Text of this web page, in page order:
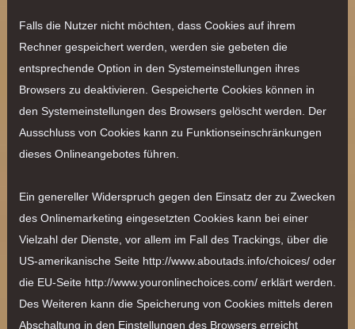
Falls die Nutzer nicht möchten, dass Cookies auf ihrem
Rechner gespeichert werden, werden sie gebeten die
entsprechende Option in den Systemeinstellungen ihres
Browsers zu deaktivieren. Gespeicherte Cookies können in
den Systemeinstellungen des Browsers gelöscht werden. Der
Ausschluss von Cookies kann zu Funktionseinschränkungen
dieses Onlineangebotes führen.
Ein genereller Widerspruch gegen den Einsatz der zu Zwecken
des Onlinemarketing eingesetzten Cookies kann bei einer
Vielzahl der Dienste, vor allem im Fall des Trackings, über die
US-amerikanische Seite http://www.aboutads.info/choices/ oder
die EU-Seite http://www.youronlinechoices.com/ erklärt werden.
Des Weiteren kann die Speicherung von Cookies mittels deren
Abschaltung in den Einstellungen des Browsers erreicht